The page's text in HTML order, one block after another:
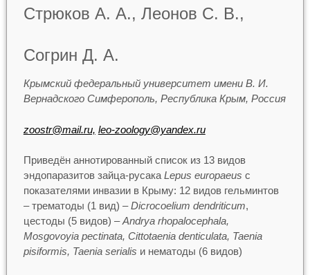
Стрюков А. А., Леонов С. В.,
Согрин Д. А.
Крымский федеральный университет имени В. И.
Вернадского Симферополь, Республика Крым, Россия
zoostr@mail.ru, leo-zoology@yandex.ru
Приведён аннотированный список из 13 видов
эндопаразитов зайца-русака Lepus europaeus с
показателями инвазии в Крыму: 12 видов гельминтов
– трематоды (1 вид) –Dicrocoelium dendriticum,
цестоды (5 видов) –Andrya rhopalocephala,
Mosgovoyia pectinata, Cittotaenia denticulata, Taenia
pisiformis, Taenia serialis и нематоды (6 видов)